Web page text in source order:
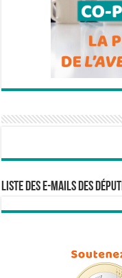
Liste des e-mails des